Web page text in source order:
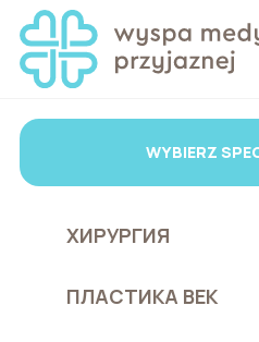
WYBIERZ
ХИРУРГИЯ
ПЛАСТИКА ВЕК